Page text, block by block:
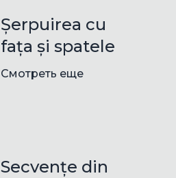
Șerpuirea cu
fața și spatele
Смотреть еще
Secvențe din